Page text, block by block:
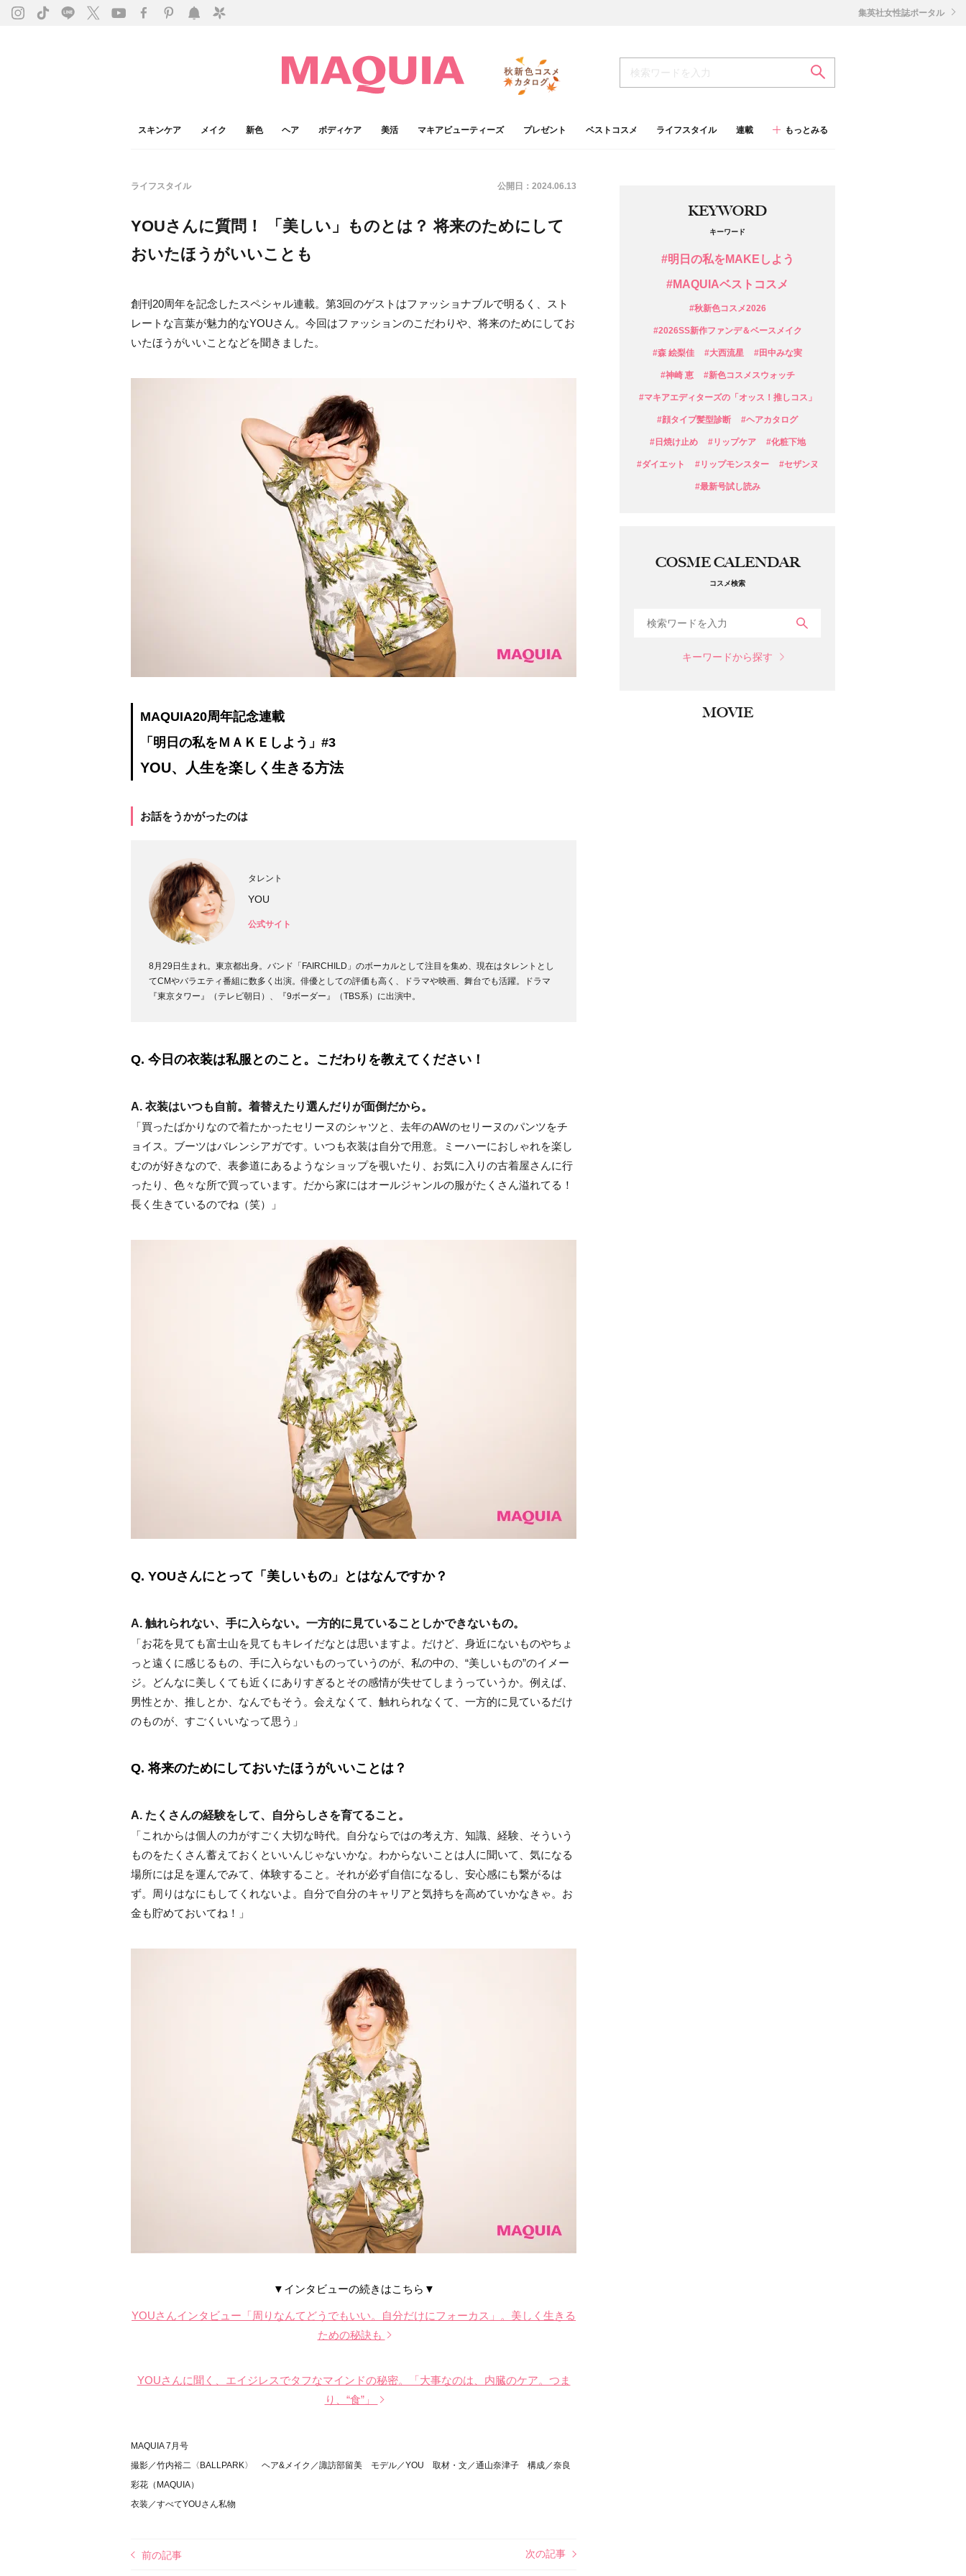
スキンケア メイク 新色 ヘア ボディケア 美活 マキアビューティーズ プレゼント ベストコスメ ライフスタイル 連載 もっとみる
集英社女性誌ポータル
ライフスタイル 公開日： 2024.06.13
YOUさんに質問！ 「美しい」ものとは？ 将来のためにして
おいたほうがいいことも
創刊20周年を記念したスペシャル連載。第3回のゲストはファッショナブルで明るく、スト
レートな言葉が魅力的なYOUさん。今回はファッションのこだわりや、将来のためにしてお
いたほうがいいことなどを聞きました。
MAQUIA20周年記念連載
「明日の私をＭＡＫＥしよう」#3
YOU、人生を楽しく生きる方法
お話をうかがったのは
タレント
YOU
公式サイト
8月29日生まれ。東京都出身。バンド「FAIRCHILD」のボーカルとして注目を集め、現在はタレントとし
てCMやバラエティ番組に数多く出演。俳優としての評価も高く、ドラマや映画、舞台でも活躍。ドラマ
『東京タワー』（テレビ朝日）、『9ボーダー』（TBS系）に出演中。
Q. 今日の衣装は私服とのこと。こだわりを教えてください！
A. 衣装はいつも自前。着替えたり選んだりが面倒だから。
「買ったばかりなので着たかったセリーヌのシャツと、去年のAWのセリーヌのパンツをチ
ョイス。ブーツはバレンシアガです。いつも衣装は自分で用意。ミーハーにおしゃれを楽し
むのが好きなので、表参道にあるようなショップを覗いたり、お気に入りの古着屋さんに行
ったり、色々な所で買っています。だから家にはオールジャンルの服がたくさん溢れてる！
長く生きているのでね（笑）」
Q. YOUさんにとって「美しいもの」とはなんですか？
A. 触れられない、手に入らない。一方的に見ていることしかできないもの。
「お花を見ても富士山を見てもキレイだなとは思いますよ。だけど、身近にないものやちょ
っと遠くに感じるもの、手に入らないものっていうのが、私の中の、“美しいもの”のイメー
ジ。どんなに美しくても近くにありすぎるとその感情が失せてしまうっていうか。例えば、
男性とか、推しとか、なんでもそう。会えなくて、触れられなくて、一方的に見ているだけ
のものが、すごくいいなって思う」
Q. 将来のためにしておいたほうがいいことは？
A. たくさんの経験をして、自分らしさを育てること。
「これからは個人の力がすごく大切な時代。自分ならではの考え方、知識、経験、そういう
ものをたくさん蓄えておくといいんじゃないかな。わからないことは人に聞いて、気になる
場所には足を運んでみて、体験すること。それが必ず自信になるし、安心感にも繋がるは
ず。周りはなにもしてくれないよ。自分で自分のキャリアと気持ちを高めていかなきゃ。お
金も貯めておいてね！」
▼インタビューの続きはこちら▼
YOUさんインタビュー「周りなんてどうでもいい。自分だけにフォーカス」。美しく生きる
ための秘訣も
YOUさんに聞く、エイジレスでタフなマインドの秘密。「大事なのは、内臓のケア。つま
り、“食”」
MAQUIA 7月号
撮影／竹内裕二〈BALLPARK〉 ヘア&メイク／諏訪部留美 モデル／YOU 取材・文／通山奈津子 構成／奈良
彩花（MAQUIA）
衣装／すべてYOUさん私物
前の記事 次の記事
KEYWORD
キーワード
#明日の私をMAKEしよう
#MAQUIAベストコスメ
#秋新色コスメ2026
#2026SS新作ファンデ＆ベースメイク
#森 絵梨佳 #大西流星 #田中みな実
#神崎 恵 #新色コスメスウォッチ
#マキアエディターズの「オッス！推しコス」
#顔タイプ髪型診断 #ヘアカタログ
#日焼け止め #リップケア #化粧下地
#ダイエット #リップモンスター #セザンヌ
#最新号試し読み
COSME CALENDAR
コスメ検索
キーワードから探す
MOVIE